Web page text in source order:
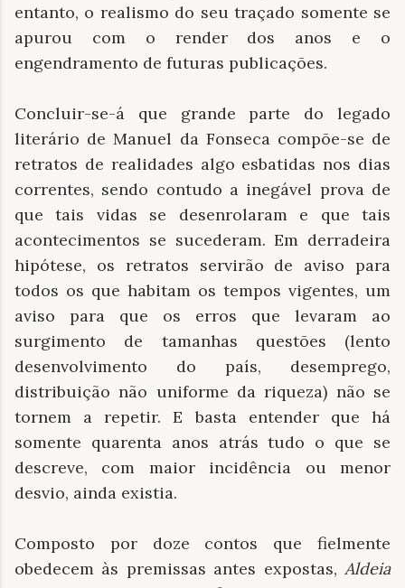
entanto, o realismo do seu traçado somente se
apurou com o render dos anos e o
engendramento de futuras publicações.
Concluir-se-á que grande parte do legado
literário de Manuel da Fonseca compõe-se de
retratos de realidades algo esbatidas nos dias
correntes, sendo contudo a inegável prova de
que tais vidas se desenrolaram e que tais
acontecimentos se sucederam. Em derradeira
hipótese, os retratos servirão de aviso para
todos os que habitam os tempos vigentes, um
aviso para que os erros que levaram ao
surgimento de tamanhas questões (lento
desenvolvimento do país, desemprego,
distribuição não uniforme da riqueza) não se
tornem a repetir. E basta entender que há
somente quarenta anos atrás tudo o que se
descreve, com maior incidência ou menor
desvio, ainda existia.
Composto por doze contos que fielmente
obedecem às premissas antes expostas, Aldeia